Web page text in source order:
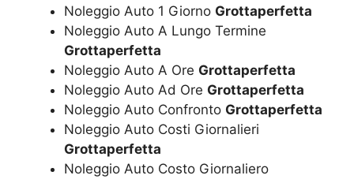
Noleggio Auto 1 Giorno Grottaperfetta
Noleggio Auto A Lungo Termine
Grottaperfetta
Noleggio Auto A Ore Grottaperfetta
Noleggio Auto Ad Ore Grottaperfetta
Noleggio Auto Confronto Grottaperfetta
Noleggio Auto Costi Giornalieri
Grottaperfetta
Noleggio Auto Costo Giornaliero